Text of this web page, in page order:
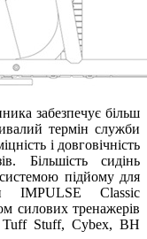
забезпечує більш
термін служби
і довговічність
Більшість сидінь
підйому для
IMPULSE Classic
силових тренажерів
Tuff Stuff, Cybex, BH